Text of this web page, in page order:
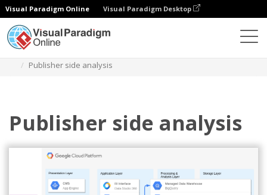
Visual Paradigm Online Visual Paradigm Desktop
Publisher side analysis
Publisher side analysis